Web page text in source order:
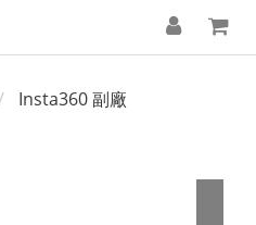
Insta360 副廠